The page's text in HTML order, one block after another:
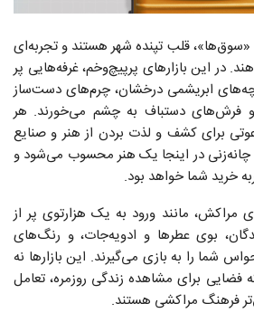
«سوق‌ها»، قلب تپنده شهر هستند و تجربه‌ای
در این بازارهای پرپیچ‌وخم، غرفه‌هایی پر
ابریشمی درخشان، چرم‌های دست‌ساز
و فرش‌های دستباف به چشم می‌خورند. هر
برای کشف و لذت بردن از هنر و صنایع
در اینجا یک هنر محسوب می‌شود و
خرید شما خواهد بود.
مانند ورود به یک هزارتوی پر از
بوی عطرها و ادویه‌جات، و رنگ‌های
شما را به بازی می‌گیرند. این بازارها نه
فضایی برای مشاهده زندگی روزمره، تعامل
فرهنگ مراکشی هستند.